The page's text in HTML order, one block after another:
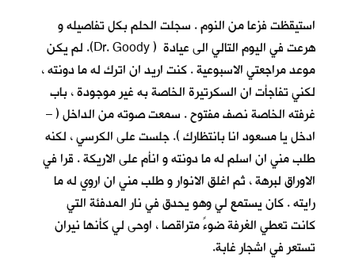
استيقظت فزعا من النوم . سجلت الحلم بكل تفاصيله و
هرعت في اليوم التالي الى عيادة ( Dr. Goody). لم يكن
موعد مراجعتي الاسبوعية . كنت اريد ان اترك له ما دونته ،
لكني تفاجأت ان السكرتيرة الخاصة به غير موجودة ، باب
غرفته الخاصة نصف مفتوح . سمعت صوته من الداخل ( –
ادخل يا مسعود انا بانتظارك ). جلست على الكرسي ، لكنه
طلب مني ان اسلم له ما دونته و انأم على الاريكة . قرا في
الاوراق لبرهة ، ثم اغلق الانوار و طلب مني ان اروي له ما
رايته . كان يستمع لي وهو يحدق في نار المدفئة التي
كانت تعطي الغرفة ضوءً متراقصا ، اوحى لي كأنها نيران
تستعر في اشجار غابة.